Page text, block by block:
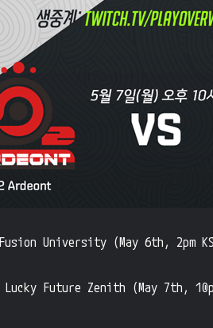
University (May 6th, 2pm
Future Zenith (May 7th,